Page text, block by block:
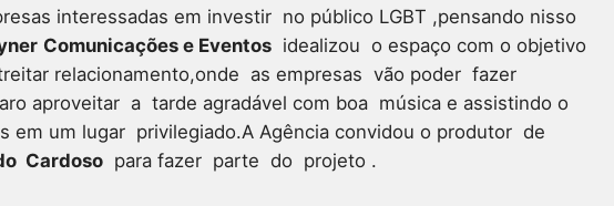
interessadas em investir no público LGBT ,pensando nisso
Comunicações e Eventos idealizou o espaço com o objetivo
relacionamento,onde as empresas vão poder fazer
aproveitar a tarde agradável com boa música e assistindo o
em um lugar privilegiado.A Agência convidou o produtor de
Cardoso para fazer parte do projeto .